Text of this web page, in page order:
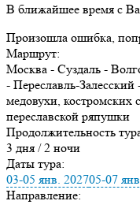
В ближайшее время с
Произошла ошибка,
Маршрут:
Москва - Суздаль -
- Переславль-
медовухи, костромских
переславской ряпушки
Продолжительность
3 дня / 2 ночи
Даты тура:
03-05 янв. 202705-07
Направление: